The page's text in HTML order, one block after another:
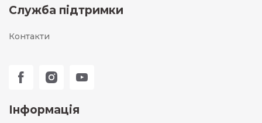
Служба підтримки
Контакти
Інформація